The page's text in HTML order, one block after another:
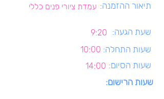
עמדת ציורי פנים כללי תיאור ההזמנה:
9:20 שעת הגעה:
10:00 שעות התחלה:
14:00 שעות הסיום:
שעות הרישום: